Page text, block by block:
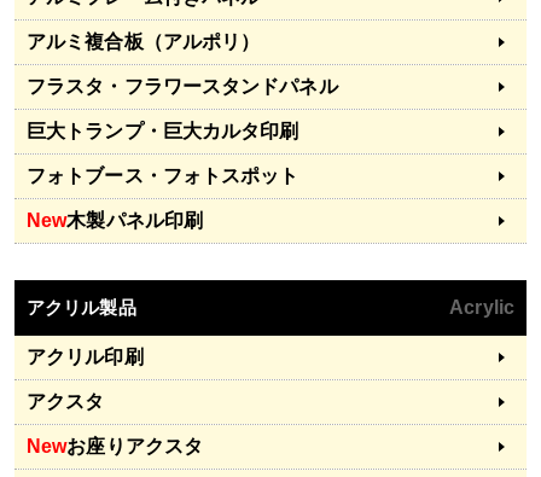
アルミ複合板（アルポリ）
フラスタ・フラワースタンドパネル
巨大トランプ・巨大カルタ印刷
フォトブース・フォトスポット
New木製パネル印刷
アクリル製品 Acrylic
アクリル印刷
アクスタ
Newお座りアクスタ